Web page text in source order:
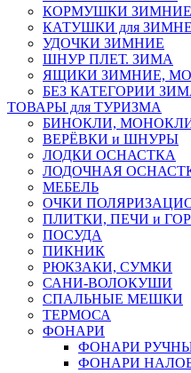
КОРМУШКИ ЗИМНИЕ
КАТУШКИ для
УДОЧКИ ЗИМНИЕ
ШНУР ПЛЕТ. ЗИМА
ЯЩИКИ ЗИМНИЕ,
БЕЗ КАТЕГОРИИ
ТОВАРЫ для ТУРИЗМА
БИНОКЛИ,
ВЕРЁВКИ и ШНУРЫ
ЛОДКИ ОСНАСТКА
ЛОДОЧНАЯ
МЕБЕЛЬ
ОЧКИ
ПЛИТКИ, ПЕЧИ и
ПОСУДА
ПИКНИК
РЮКЗАКИ, СУМКИ
САНИ-ВОЛОКУШИ
СПАЛЬНЫЕ МЕШКИ
ТЕРМОСА
ФОНАРИ
ФОНАРИ
ФОНАРИ